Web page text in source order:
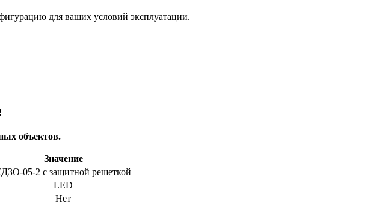
для ваших условий эксплуатации.
объектов.
Значение
05-2 с защитной решеткой
LED
Нет